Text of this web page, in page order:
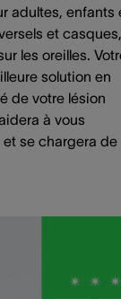
adultes, enfants
et casques,
les oreilles.
solution en
de votre lésion
à vous
se chargera de